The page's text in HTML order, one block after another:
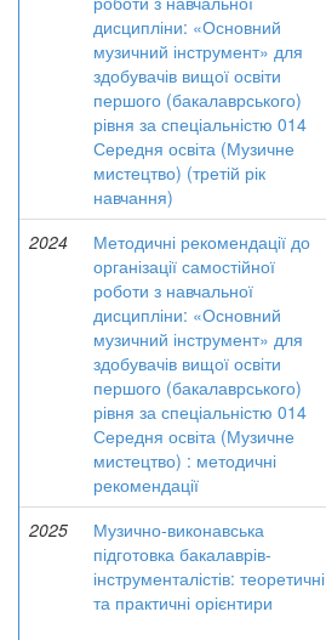
дисципліни: «Основний
музичний інструмент» для
здобувачів вищої освіти
першого (бакалаврського)
рівня за спеціальністю 014
Середня освіта (Музичне
мистецтво) (третій рік
навчання)
2024
Методичні рекомендації до
організації самостійної
роботи з навчальної
дисципліни: «Основний
музичний інструмент» для
здобувачів вищої освіти
першого (бакалаврського)
рівня за спеціальністю 014
Середня освіта (Музичне
мистецтво) : методичні
рекомендації
2025
Музично-виконавська
підготовка бакалаврів-
інструменталістів: теоретичні
та практичні орієнтири